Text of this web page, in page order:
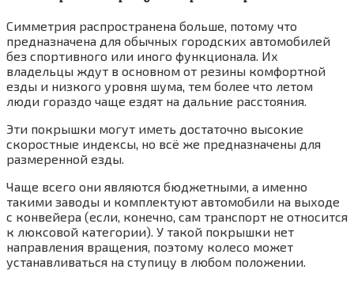
Симметрия распространена больше, потому что
предназначена для обычных городских автомобилей
без спортивного или иного функционала. Их
владельцы ждут в основном от резины комфортной
езды и низкого уровня шума, тем более что летом
люди гораздо чаще ездят на дальние расстояния.
Эти покрышки могут иметь достаточно высокие
скоростные индексы, но всё же предназначены для
размеренной езды.
Чаще всего они являются бюджетными, а именно
такими заводы и комплектуют автомобили на выходе
с конвейера (если, конечно, сам транспорт не относится
к люксовой категории). У такой покрышки нет
направления вращения, поэтому колесо может
устанавливаться на ступицу в любом положении.